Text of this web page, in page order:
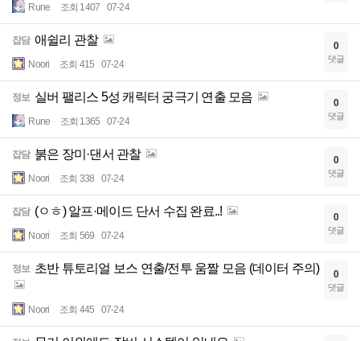
Rune 조회 1407 07-24
잡담 애쉴리 관찰
Noori 조회 415 07-24
0
댓글
정보 실버 팰리스 5성 캐릭터 궁극기 연출 모음
Rune 조회 1365 07-24
0
댓글
잡담 붉은 장미·댄서 관찰
Noori 조회 338 07-24
0
댓글
잡담 (ㅇㅎ) 알프·메이드 단서 수집 완료..!
Noori 조회 569 07-24
0
댓글
정보 초반 튜토리얼 보스 연출/전투 움짤 모음 (데이터 주의)
Noori 조회 445 07-24
0
댓글